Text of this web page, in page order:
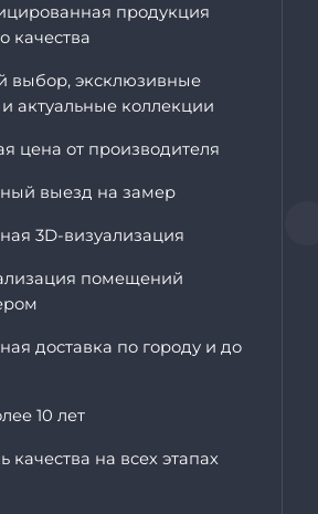
продукция
качества
выбор, эксклюзивные
актуальные коллекции
цена от производителя
выезд на замер
3D-визуализация
помещений
доставка по городу и до
10 лет
качества на всех этапах